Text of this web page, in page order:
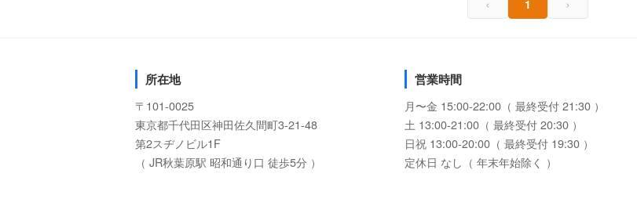
1
所在地
〒101-0025
東京都千代田区神田佐久間町3-21-48
第2スヂノビル1F
（ JR秋葉原駅 昭和通り口 徒歩5分 ）
営業時間
月〜金 15:00-22:00（ 最終受付 21:30 ）
土 13:00-21:00（ 最終受付 20:30 ）
日祝 13:00-20:00（ 最終受付 19:30 ）
定休日 なし（ 年末年始除く ）